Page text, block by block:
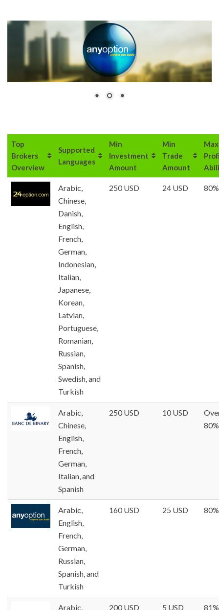
Top
Brokers
Overview
Supported
Languages
Min
Investment
Amount
Min
Trade
Amount
Max
Arabic,
Chinese,
Danish,
English,
French,
German,
Indonesian,
Italian,
Japanese,
Korean,
Latvian,
Portuguese,
Romanian,
Russian,
Spanish,
Swedish, and
Turkish
250 USD 24 USD 80%
Arabic,
Chinese,
English,
French,
German,
Italian, and
Spanish
250 USD 10 USD
80%
Arabic,
English,
French,
German,
Russian,
Spanish, and
Turkish
160 USD 25 USD 80%
Arabic, 200 USD 5 USD 81%